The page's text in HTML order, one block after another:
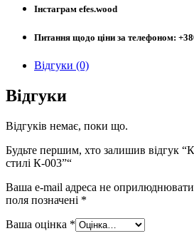
Інстаграм efes.wood
Питання щодо ціни за телефоном:
Відгуки (0)
Відгуки
Відгуків немає, поки що.
Будьте першим, хто залишив відгук
стилі К-003”“
Ваша e-mail адреса не
поля позначені *
Ваша оцінка *